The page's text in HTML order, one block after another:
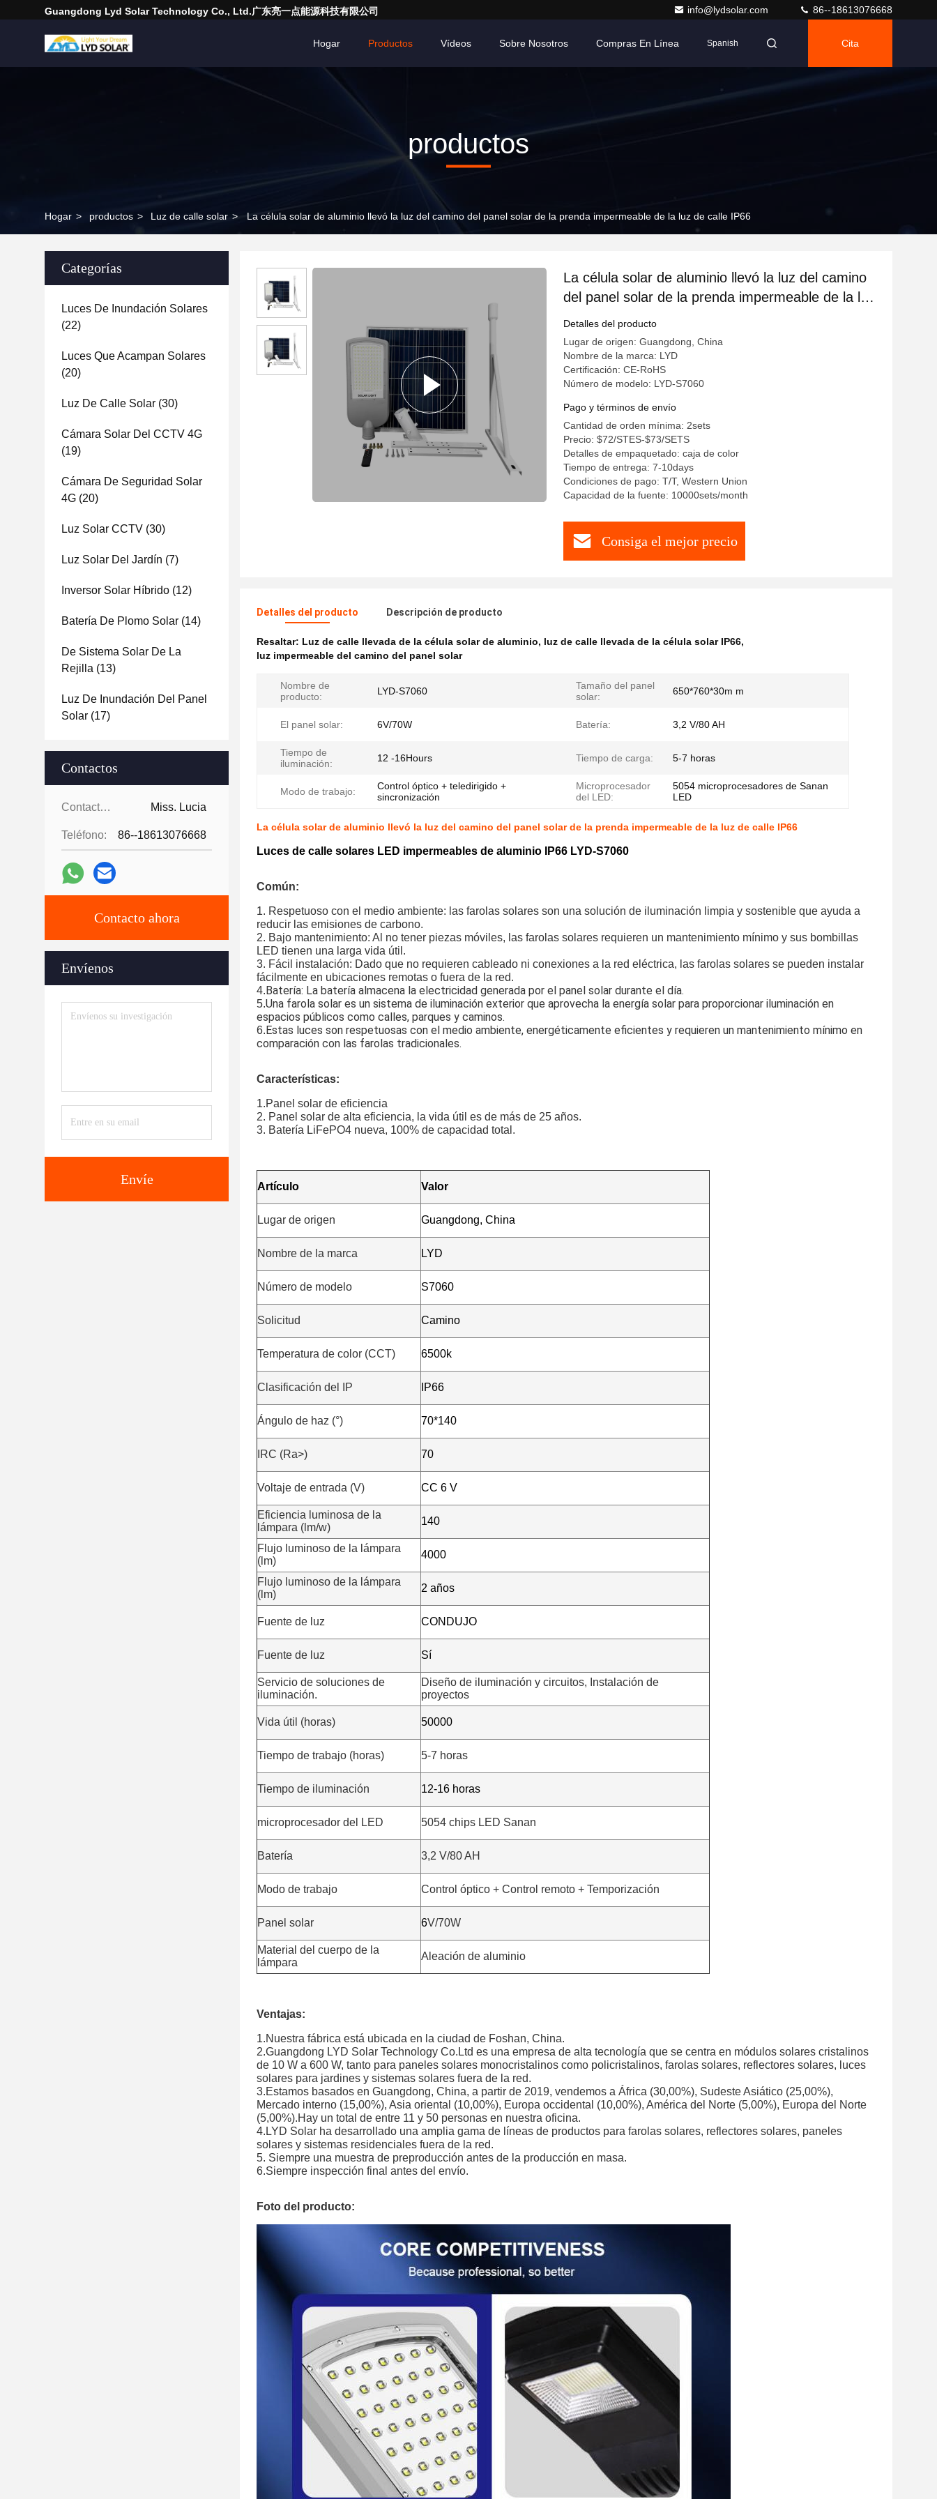
¡Te llamaremos pronto!
PRESENTACIóN
Guangdong Lyd Solar Technology Co., Ltd.广东亮一点能源科技有限公司 info@lydsolar.com 86--18613076668
Hogar Productos Vídeos Sobre Nosotros Compras En Línea Spanish Cita
productos
Hogar > productos > Luz de calle solar > La célula solar de aluminio llevó la luz del camino del panel solar de la prenda impermeable de la luz de calle IP66
Categorías
Luces De Inundación Solares
(22)
Luces Que Acampan Solares
(20)
Luz De Calle Solar (30)
Cámara Solar Del CCTV 4G
(19)
Cámara De Seguridad Solar
4G (20)
Luz Solar CCTV (30)
Luz Solar Del Jardín (7)
Inversor Solar Híbrido (12)
Batería De Plomo Solar (14)
De Sistema Solar De La
Rejilla (13)
Luz De Inundación Del Panel
Solar (17)
Contactos
Contactos: Miss. Lucia
Teléfono: 86--18613076668
Contacto ahora
Envíenos
Envíe
La célula solar de aluminio llevó la luz del camino
del panel solar de la prenda impermeable de la luz
de calle IP66
Detalles del producto
Lugar de origen: Guangdong, China
Nombre de la marca: LYD
Certificación: CE-RoHS
Número de modelo: LYD-S7060
Pago y términos de envío
Cantidad de orden mínima: 2sets
Precio: $72/STES-$73/SETS
Detalles de empaquetado: caja de color
Tiempo de entrega: 7-10days
Condiciones de pago: T/T, Western Union
Capacidad de la fuente: 10000sets/month
Consiga el mejor precio
Detalles del producto Descripción de producto
Resaltar: Luz de calle llevada de la célula solar de aluminio, luz de calle llevada de la célula solar IP66,
luz impermeable del camino del panel solar
Nombre de
producto:
LYD-S7060
Tamaño del panel
solar:
650*760*30m m
El panel solar: 6V/70W Batería: 3,2 V/80 AH
Tiempo de
iluminación:
12 -16Hours Tiempo de carga: 5-7 horas
Modo de trabajo:
Control óptico + teledirigido +
sincronización
Microprocesador
del LED:
5054 microprocesadores de Sanan
LED
La célula solar de aluminio llevó la luz del camino del panel solar de la prenda impermeable de la luz de calle IP66
Luces de calle solares LED impermeables de aluminio IP66 LYD-S7060
Común:
1. Respetuoso con el medio ambiente: las farolas solares son una solución de iluminación limpia y sostenible que ayuda a
reducir las emisiones de carbono.
2. Bajo mantenimiento: Al no tener piezas móviles, las farolas solares requieren un mantenimiento mínimo y sus bombillas
LED tienen una larga vida útil.
3. Fácil instalación: Dado que no requieren cableado ni conexiones a la red eléctrica, las farolas solares se pueden instalar
fácilmente en ubicaciones remotas o fuera de la red.
4.Batería: La batería almacena la electricidad generada por el panel solar durante el día.
5.Una farola solar es un sistema de iluminación exterior que aprovecha la energía solar para proporcionar iluminación en
espacios públicos como calles, parques y caminos.
6.Estas luces son respetuosas con el medio ambiente, energéticamente eficientes y requieren un mantenimiento mínimo en
comparación con las farolas tradicionales.
Características​:
1.Panel solar de eficiencia
2. Panel solar de alta eficiencia, la vida útil es de más de 25 años.
3. Batería LiFePO4 nueva, 100% de capacidad total.
Artículo Valor
Lugar de origen Guangdong, China
Nombre de la marca LYD
Número de modelo S7060
Solicitud Camino
Temperatura de color (CCT) 6500k
Clasificación del IP IP66
Ángulo de haz (°) 70*140
IRC (Ra>) 70
Voltaje de entrada (V) CC 6 V
Eficiencia luminosa de la
lámpara (lm/w)
140
Flujo luminoso de la lámpara
(lm)
4000
Flujo luminoso de la lámpara
(lm)
2 años
Fuente de luz CONDUJO
Fuente de luz Sí
Servicio de soluciones de
iluminación.
Diseño de iluminación y circuitos, Instalación de
proyectos
Vida útil (horas) 50000
Tiempo de trabajo (horas) 5-7 horas
Tiempo de iluminación 12-16 horas
microprocesador del LED 5054 chips LED Sanan
Batería 3,2 V/80 AH
Modo de trabajo Control óptico + Control remoto + Temporización
Panel solar 6V/70W
Material del cuerpo de la
lámpara
Aleación de aluminio
Ventajas:
1.Nuestra fábrica está ubicada en la ciudad de Foshan, China.
2.Guangdong LYD Solar Technology Co.Ltd es una empresa de alta tecnología que se centra en módulos solares cristalinos
de 10 W a 600 W, tanto para paneles solares monocristalinos como policristalinos, farolas solares, reflectores solares, luces
solares para jardines y sistemas solares fuera de la red.
3.Estamos basados ​​en Guangdong, China, a partir de 2019, vendemos a África (30,00%), Sudeste Asiático (25,00%),
Mercado interno (15,00%), Asia oriental (10,00%), Europa occidental (10,00%), América del Norte (5,00%), Europa del Norte
(5,00%).Hay un total de entre 11 y 50 personas en nuestra oficina.
4.LYD Solar ha desarrollado una amplia gama de líneas de productos para farolas solares, reflectores solares, paneles
solares y sistemas residenciales fuera de la red.
5. Siempre una muestra de preproducción antes de la producción en masa.
6.Siempre inspección final antes del envío.
Foto del producto: